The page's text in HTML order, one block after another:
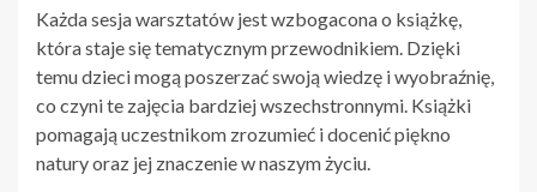
Każda sesja warsztatów jest wzbogacona o książkę,
która staje się tematycznym przewodnikiem. Dzięki
temu dzieci mogą poszerzać swoją wiedzę i wyobraźnię,
co czyni te zajęcia bardziej wszechstronnymi. Książki
pomagają uczestnikom zrozumieć i docenić piękno
natury oraz jej znaczenie w naszym życiu.